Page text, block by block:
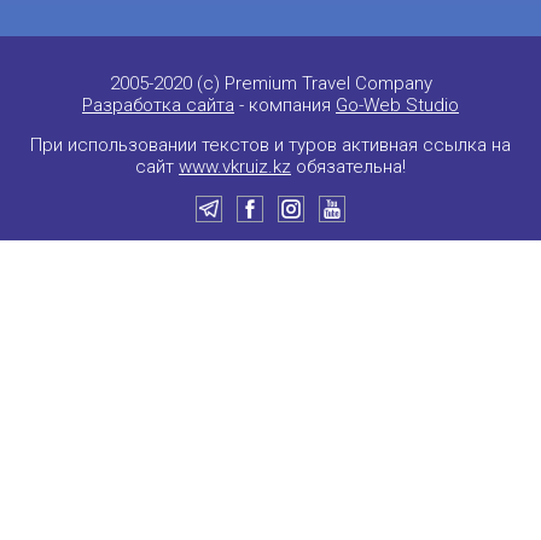
2005-2020 (c) Premium Travel Company
Разработка сайта - компания Go-Web Studio
При использовании текстов и туров активная ссылка на
сайт www.vkruiz.kz обязательна!